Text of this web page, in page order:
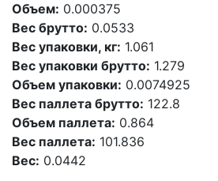
Объем: 0.000375
Вес брутто: 0.0533
Вес упаковки, кг: 1.061
Вес упаковки брутто: 1.279
Объем упаковки: 0.0074925
Вес паллета брутто: 122.8
Объем паллета: 0.864
Вес паллета: 101.836
Вес: 0.0442